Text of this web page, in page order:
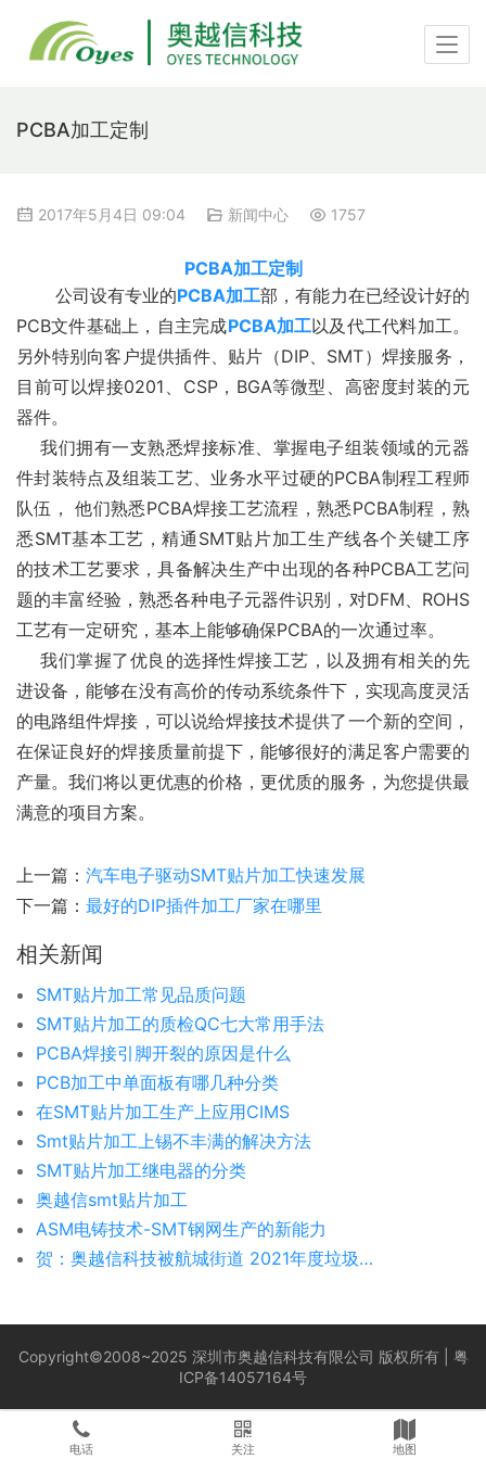
PCBA加工定制
2017年5月4日 09:04 新闻中心 1757
PCBA加工定制
公司设有专业的PCBA加工部，有能力在已经设计好的
PCB文件基础上，自主完成PCBA加工以及代工代料加工。
另外特别向客户提供插件、贴片（DIP、SMT）焊接服务，
目前可以焊接0201、CSP，BGA等微型、高密度封装的元
器件。
我们拥有一支熟悉焊接标准、掌握电子组装领域的元器
件封装特点及组装工艺、业务水平过硬的PCBA制程工程师
队伍， 他们熟悉PCBA焊接工艺流程，熟悉PCBA制程，熟
悉SMT基本工艺，精通SMT贴片加工生产线各个关键工序
的技术工艺要求，具备解决生产中出现的各种PCBA工艺问
题的丰富经验，熟悉各种电子元器件识别，对DFM、ROHS
工艺有一定研究，基本上能够确保PCBA的一次通过率。
我们掌握了优良的选择性焊接工艺，以及拥有相关的先
进设备，能够在没有高价的传动系统条件下，实现高度灵活
的电路组件焊接，可以说给焊接技术提供了一个新的空间，
在保证良好的焊接质量前提下，能够很好的满足客户需要的
产量。我们将以更优惠的价格，更优质的服务，为您提供最
满意的项目方案。
上一篇： 汽车电子驱动SMT贴片加工快速发展
下一篇： 最好的DIP插件加工厂家在哪里
相关新闻
SMT贴片加工常见品质问题
SMT贴片加工的质检QC七大常用手法
PCBA焊接引脚开裂的原因是什么
PCB加工中单面板有哪几种分类
在SMT贴片加工生产上应用CIMS
Smt贴片加工上锡不丰满的解决方法
SMT贴片加工继电器的分类
奥越信smt贴片加工
ASM电铸技术-SMT钢网生产的新能力
贺：奥越信科技被航城街道 2021年度垃圾分类督导活动评为优秀党支部
Copyright©2008~2025 深圳市奥越信科技有限公司 版权所有 | 粤
ICP备14057164号
电话 关注 地图